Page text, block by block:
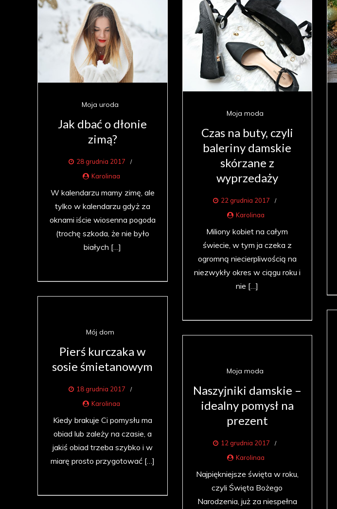
Moja uroda
Jak dbać o dłonie
zimą?
28 grudnia 2017
Karolinaa
W kalendarzu mamy zimę, ale
tylko w kalendarzu gdyż za
oknami iście wiosenna pogoda
(trochę szkoda, że nie było
białych […]
Moja moda
Czas na buty, czyli
baleriny damskie
skórzane z
wyprzedaży
22 grudnia 2017
Karolinaa
Miliony kobiet na całym
świecie, w tym ja czeka z
ogromną niecierpliwością na
niezwykły okres w ciągu roku i
nie […]
Mój dom
Pierś kurczaka w
sosie śmietanowym
18 grudnia 2017
Karolinaa
Kiedy brakuje Ci pomysłu ma
obiad lub zależy na czasie, a
jakiś obiad trzeba szybko i w
miarę prosto przygotować […]
Moja moda
Naszyjniki damskie –
idealny pomysł na
prezent
12 grudnia 2017
Karolinaa
Najpiękniejsze święta w roku,
czyli Święta Bożego
Narodzenia, już za niespełna